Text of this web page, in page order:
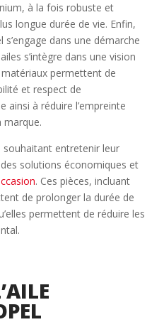
à la fois robuste et
longue durée de vie. Enfin,
dans une démarche
s’intègre dans une vision
permettent de
et respect de
ainsi à réduire l’empreinte
marque.
entretenir leur
solutions économiques et
. Ces pièces, incluant
de prolonger la durée de
permettent de réduire les